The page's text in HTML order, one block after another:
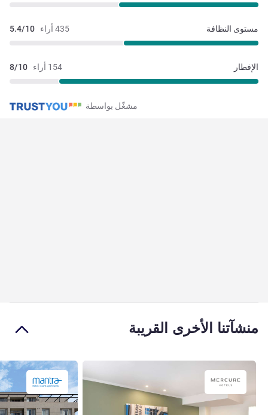
435 أراء 5.4/10 مستوى النظافة
154 أراء 8/10 الإفطار
مشغّل بواسطة
منشآتنا الأخرى القريبة